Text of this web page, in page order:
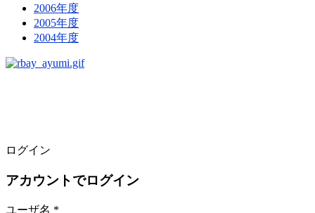
2006年度
2005年度
2004年度
ログイン
アカウントでログイン
ユーザ名 *